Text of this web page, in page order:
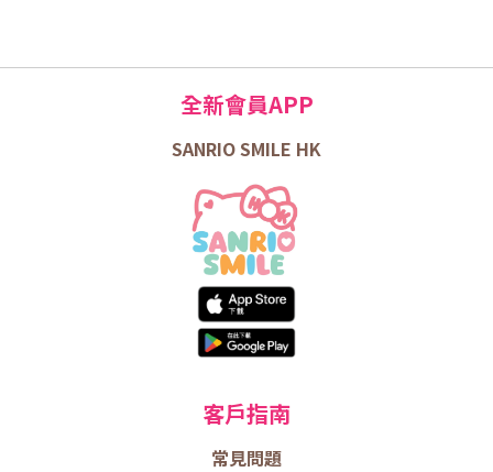
全新會員APP
SANRIO SMILE HK
客戶指南
常見問題